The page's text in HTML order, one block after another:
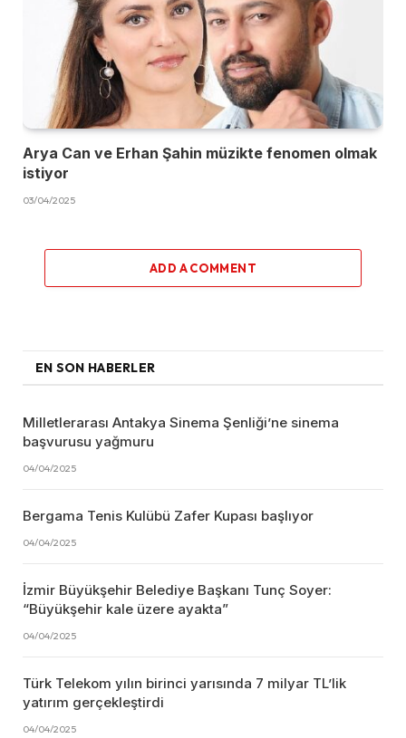
Arya Can ve Erhan Şahin müzikte fenomen olmak
istiyor
03/04/2025
ADD A COMMENT
EN SON HABERLER
Milletlerarası Antakya Sinema Şenliği’ne sinema
başvurusu yağmuru
04/04/2025
Bergama Tenis Kulübü Zafer Kupası başlıyor
04/04/2025
İzmir Büyükşehir Belediye Başkanı Tunç Soyer:
“Büyükşehir kale üzere ayakta”
04/04/2025
Türk Telekom yılın birinci yarısında 7 milyar TL’lik
yatırım gerçekleştirdi
04/04/2025